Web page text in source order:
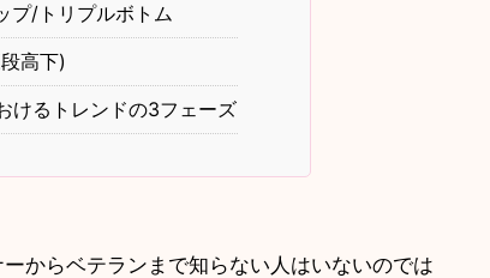
プ/トリプルボトム
高下)
けるトレンドの3フェーズ
からベテランまで知らない人はいないのでは